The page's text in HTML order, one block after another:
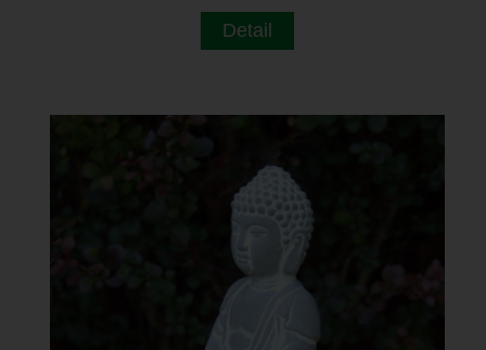
Detail